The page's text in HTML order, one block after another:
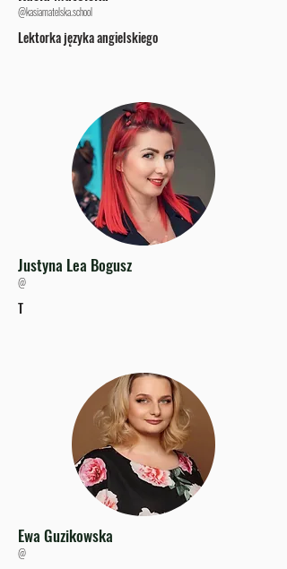
@kasiamatelska.school
Lektorka języka angielskiego
Justyna Lea Bogusz
@
T
Ewa Guzikowska
@